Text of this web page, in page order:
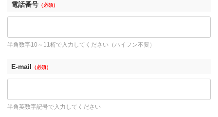
電話番号 （必須）
半角数字10～11桁で入力してください（ハイフン不要）
E-mail （必須）
半角英数字記号で入力してください